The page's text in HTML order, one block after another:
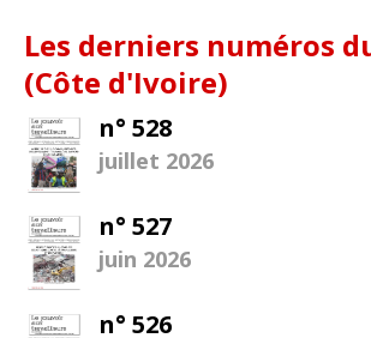
Les derniers numéros
(Côte d'Ivoire)
n° 528
juillet 2026
n° 527
juin 2026
n° 526